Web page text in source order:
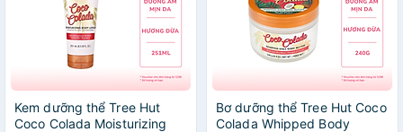
Kem dưỡng thể Tree Hut
Coco Colada Moisturizing
Bơ dưỡng thể Tree Hut Coco
Colada Whipped Body